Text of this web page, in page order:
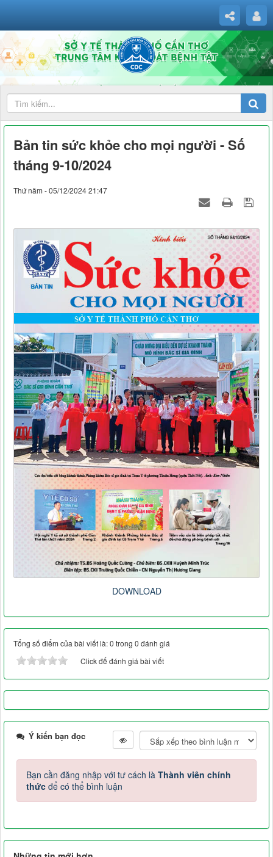
Bản tin sức khỏe cho mọi người - Số
tháng 9-10/2024
Thứ năm - 05/12/2024 21:47
DOWNLOAD
Tổng số điểm của bài viết là: 0 trong 0 đánh giá
Click để đánh giá bài viết
Ý kiến bạn đọc
Bạn cần đăng nhập với tư cách là Thành viên chính
thức để có thể bình luận